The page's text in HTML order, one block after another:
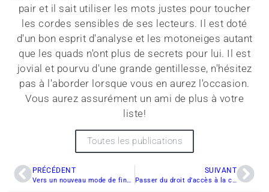
pair et il sait utiliser les mots justes pour toucher
les cordes sensibles de ses lecteurs. Il est doté
d'un bon esprit d'analyse et les motoneiges autant
que les quads n'ont plus de secrets pour lui. Il est
jovial et pourvu d'une grande gentillesse, n'hésitez
pas à l'aborder lorsque vous en aurez l'occasion.
Vous aurez assurément un ami de plus à votre
liste!
Toutes les publications
PRÉCÉDENT SUIVANT